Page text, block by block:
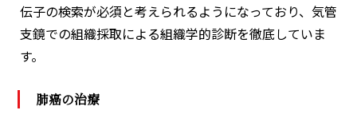
伝子の検索が必須と考えられるようになっており、気管
支鏡での組織採取による組織学的診断を徹底していま
す。
肺癌の治療